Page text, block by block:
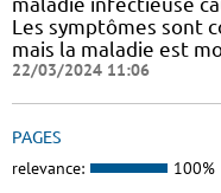
Les symptômes sont
mais la maladie est
22/03/2024 11:06
PAGES
relevance: 100%